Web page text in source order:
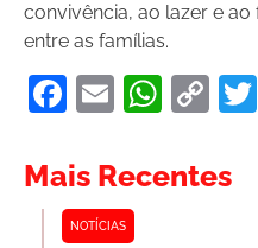
convivência, ao lazer e
entre as famílias.
Facebook
Email
Mais Recentes
NOTÍCIAS